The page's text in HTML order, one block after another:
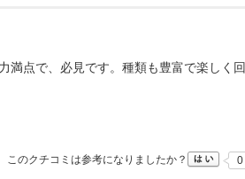
満点で、必見です。種類も豊富で楽しく回
このクチコミは参考になりましたか？ 0